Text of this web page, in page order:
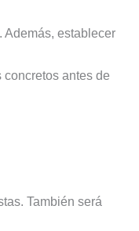
Además, establecer
antes de
También será